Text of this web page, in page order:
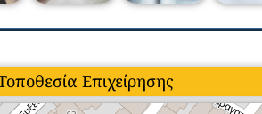
Επιχείρησης